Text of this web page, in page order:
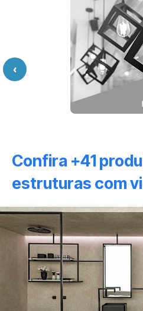
‹
Confira +41
estruturas com